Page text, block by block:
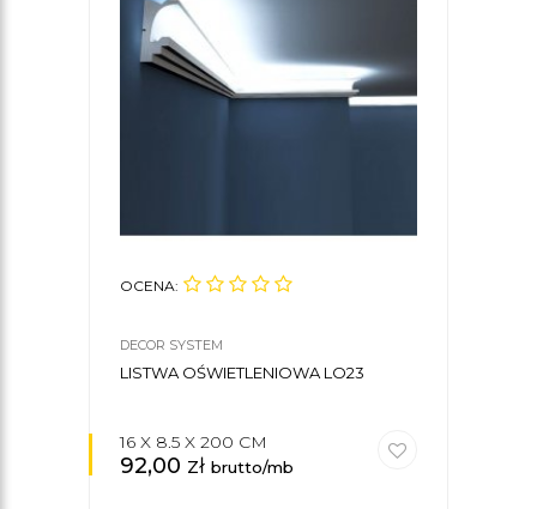
OCENA:
DECOR SYSTEM
LISTWA OŚWIETLENIOWA LO23
16 X 8.5 X 200 CM
92,00 zł brutto/mb